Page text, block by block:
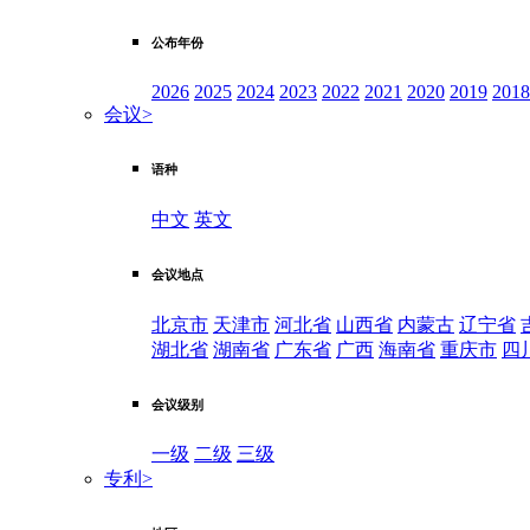
公布年份
2026 2025 2024 2023 2022 2021 2020 2019 2018
会议>
语种
中文 英文
会议地点
北京市 天津市 河北省 山西省 内蒙古 辽宁省
湖北省 湖南省 广东省 广西 海南省 重庆市 四
会议级别
一级 二级 三级
专利 >